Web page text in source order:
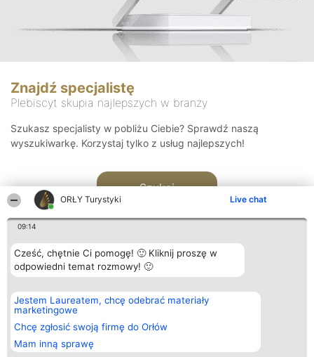
ORŁY Turystyki Live chat
09:14
Cześć, chętnie Ci pomogę! 🙂 Kliknij proszę w
odpowiedni temat rozmowy! 🙂
Jestem Laureatem, chcę odebrać materiały
marketingowe
Chcę zgłosić swoją firmę do Orłów
Mam inną sprawę
Znajdź specjalistę
Plebiscyt skupia najlepszych w branży
Szukasz specjalisty w pobliżu Ciebie? Sprawdź naszą
wyszukiwarkę. Korzystaj tylko z usług najlepszych!
Szukaj
Organizator plebiscytu
Bright Side Solutions sp. z o.
o. sp. k.
ul. Ruska 22
Wrocław 50-079
KRS 0000749100 | Regon
381313360 | NIP 8943132676
Plebiscyt
Laureaci
wszystkich
Laureatów
Regulamin
Kontakt
Kontakt